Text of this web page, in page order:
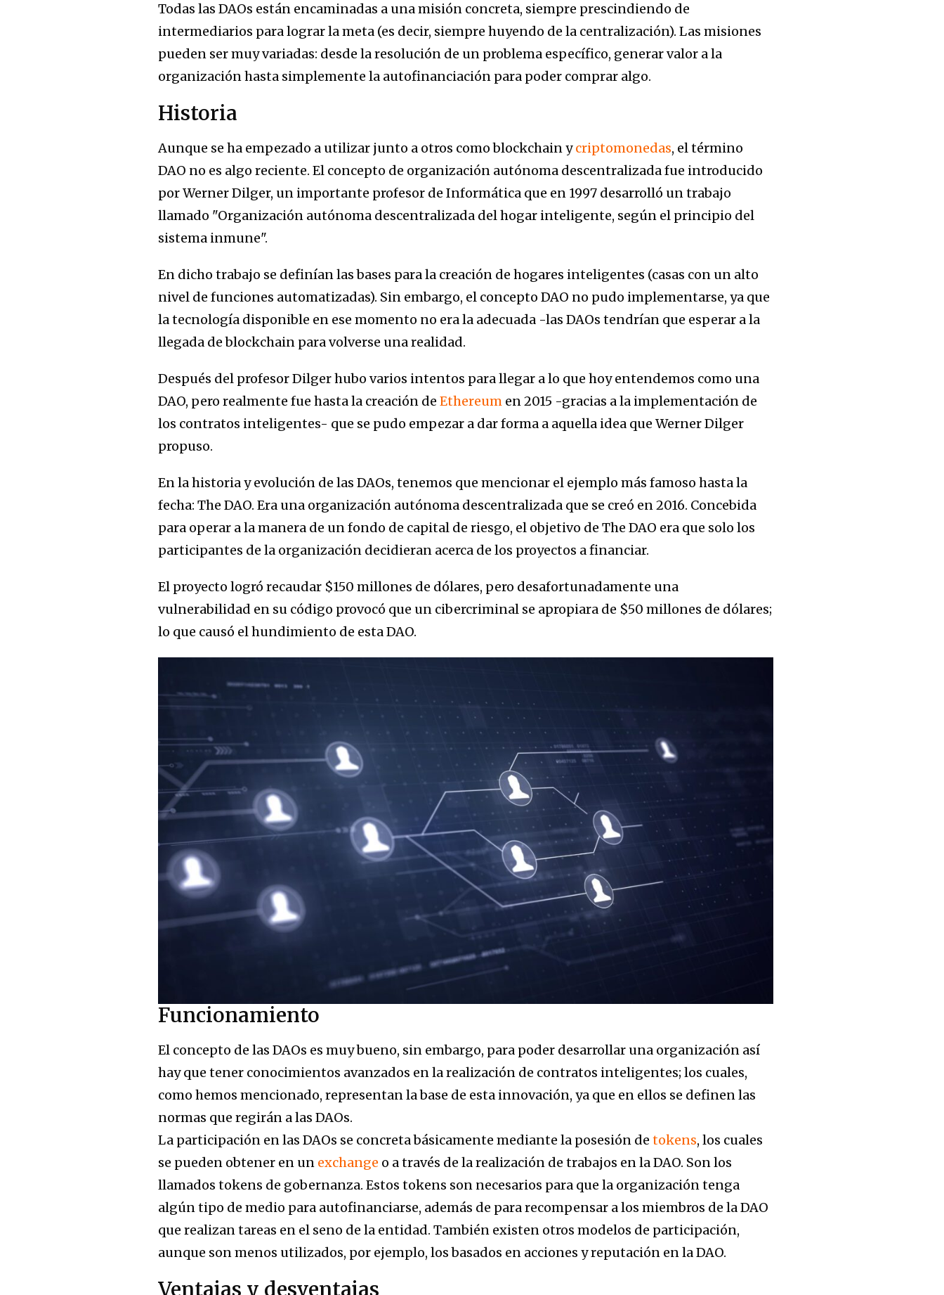
Todas las DAOs están encaminadas a una misión concreta, siempre prescindiendo de
intermediarios para lograr la meta (es decir, siempre huyendo de la centralización). Las misiones
pueden ser muy variadas: desde la resolución de un problema específico, generar valor a la
organización hasta simplemente la autofinanciación para poder comprar algo.
Historia
Aunque se ha empezado a utilizar junto a otros como blockchain ycriptomonedas, el término
DAO no es algo reciente. El concepto de organización autónoma descentralizada fue introducido
por Werner Dilger, un importante profesor de Informática que en 1997 desarrolló un trabajo
llamado "Organización autónoma descentralizada del hogar inteligente, según el principio del
sistema inmune".
En dicho trabajo se definían las bases para la creación de hogares inteligentes (casas con un alto
nivel de funciones automatizadas). Sin embargo, el concepto DAO no pudo implementarse, ya que
la tecnología disponible en ese momento no era la adecuada -las DAOs tendrían que esperar a la
llegada de blockchain para volverse una realidad.
Después del profesor Dilger hubo varios intentos para llegar a lo que hoy entendemos como una
DAO, pero realmente fue hasta la creación deEthereum en 2015 -gracias a la implementación de
los contratos inteligentes- que se pudo empezar a dar forma a aquella idea que Werner Dilger
propuso.
En la historia y evolución de las DAOs, tenemos que mencionar el ejemplo más famoso hasta la
fecha: The DAO. Era una organización autónoma descentralizada que se creó en 2016. Concebida
para operar a la manera de un fondo de capital de riesgo, el objetivo de The DAO era que solo los
participantes de la organización decidieran acerca de los proyectos a financiar.
El proyecto logró recaudar $150 millones de dólares, pero desafortunadamente una
vulnerabilidad en su código provocó que un cibercriminal se apropiara de $50 millones de dólares;
lo que causó el hundimiento de esta DAO.
Funcionamiento
El concepto de las DAOs es muy bueno, sin embargo, para poder desarrollar una organización así
hay que tener conocimientos avanzados en la realización de contratos inteligentes; los cuales,
como hemos mencionado, representan la base de esta innovación, ya que en ellos se definen las
normas que regirán a las DAOs.
La participación en las DAOs se concreta básicamente mediante la posesión detokens, los cuales
se pueden obtener en un exchange o a través de la realización de trabajos en la DAO. Son los
llamados tokens de gobernanza. Estos tokens son necesarios para que la organización tenga
algún tipo de medio para autofinanciarse, además de para recompensar a los miembros de la DAO
que realizan tareas en el seno de la entidad. También existen otros modelos de participación,
aunque son menos utilizados, por ejemplo, los basados en acciones y reputación en la DAO.
Ventajas y desventajas